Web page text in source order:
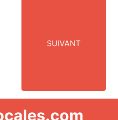
SUIVANT